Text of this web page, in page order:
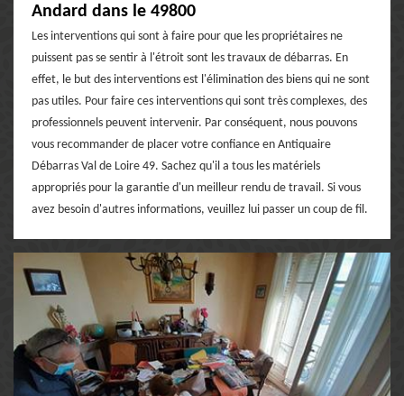
Andard dans le 49800
Les interventions qui sont à faire pour que les propriétaires ne
puissent pas se sentir à l'étroit sont les travaux de débarras. En
effet, le but des interventions est l'élimination des biens qui ne sont
pas utiles. Pour faire ces interventions qui sont très complexes, des
professionnels peuvent intervenir. Par conséquent, nous pouvons
vous recommander de placer votre confiance en Antiquaire
Débarras Val de Loire 49. Sachez qu'il a tous les matériels
appropriés pour la garantie d'un meilleur rendu de travail. Si vous
avez besoin d'autres informations, veuillez lui passer un coup de fil.